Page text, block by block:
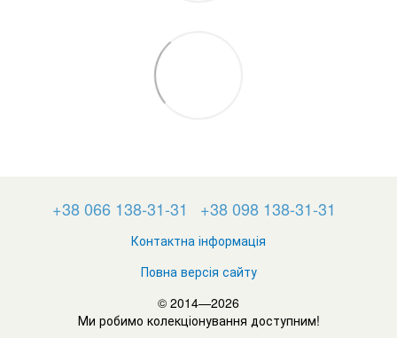
+38 066 138-31-31 +38 098 138-31-31
Контактна інформація
Повна версія сайту
© 2014—2026
Ми робимо колекціонування доступним!